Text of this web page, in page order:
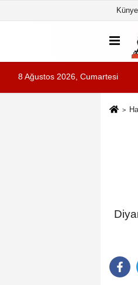
Künye
8 Ağustos 2026, Cumartesi